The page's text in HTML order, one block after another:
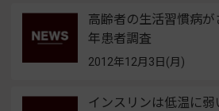
高齢者の生活習慣病
年患者調査
2012年12月3日(月)
インスリンは低温に